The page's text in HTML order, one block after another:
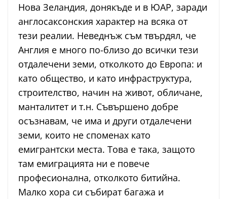
Нова Зеландия, донякъде и в ЮАР, заради
англосаксонския характер на всяка от
тези реалии. Неведнъж съм твърдял, че
Англия е много по-близо до всички тези
отдалечени земи, отколкото до Европа: и
като общество, и като инфраструктура,
строителство, начин на живот, обличане,
манталитет и т.н. Съвършено добре
осъзнавам, че има и други отдалечени
земи, които не споменах като
емигрантски места. Това е така, защото
там емиграцията ни е повече
професионална, отколкото битийна.
Малко хора си събират багажа и